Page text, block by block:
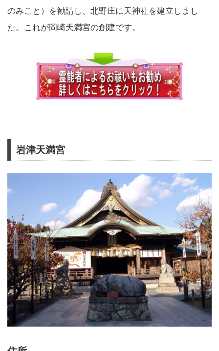
のみこと）を勧請し、北野庄に天神社を建立しまし
た。これが岡崎天満宮の創建です。
岩津天満宮